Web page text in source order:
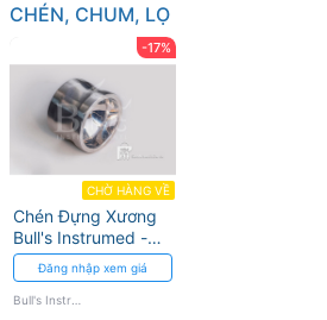
CHÉN, CHUM, LỌ
-17%
CHỜ HÀNG VỀ
Chén Đựng Xương
Bull's Instrumed -
Dùng Trong Cấy
Ghép
Đăng nhập xem giá
Bull's Instrumed